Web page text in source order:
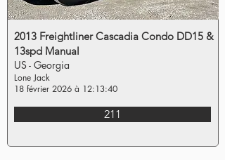
2013 Freightliner Cascadia Condo DD15 &
13spd Manual
US - Georgia
Lone Jack
18 février 2026 à 12:13:40
211